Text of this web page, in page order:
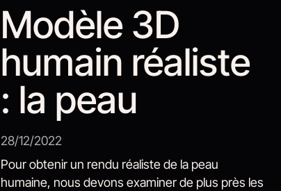
Modèle 3D
humain réaliste
: la peau
28/12/2022
Pour obtenir un rendu réaliste de la peau
humaine, nous devons examiner de plus près les